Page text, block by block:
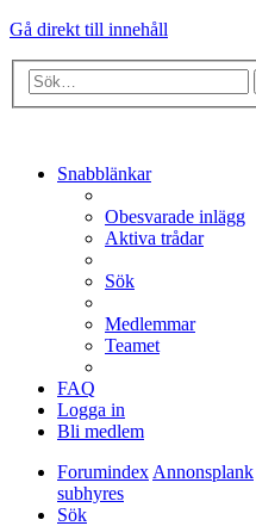
Gå direkt till innehåll
Snabblänkar
Obesvarade inlägg
Aktiva trådar
Sök
Medlemmar
Teamet
FAQ
Logga in
Bli medlem
Forumindex Annonsplank
subhyres
Sök